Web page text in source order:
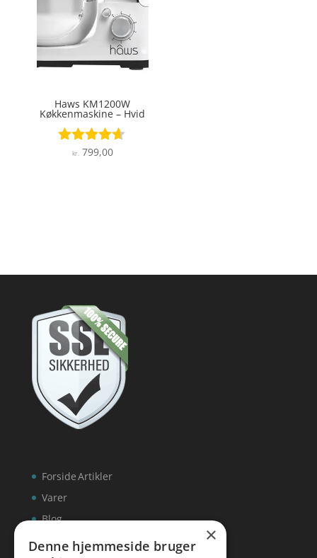
Haws KM1200W
Køkkenmaskine – Hvid
Vurderet
kr.799,00
Forside
Varer
Blog
Kontakt
Artikler
×
Denne hjemmeside bruger